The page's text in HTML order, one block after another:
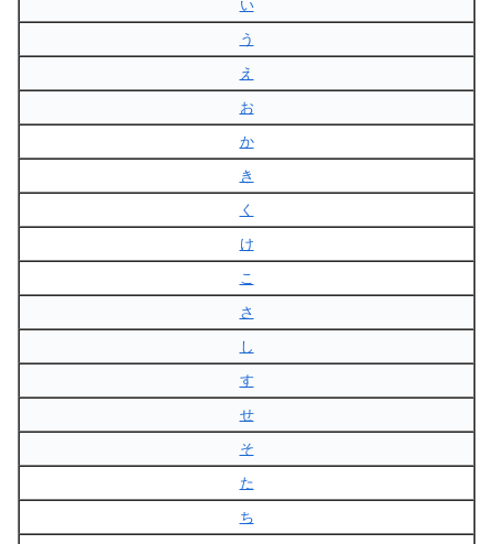
い
う
え
お
か
き
く
け
こ
さ
し
す
せ
そ
た
ち